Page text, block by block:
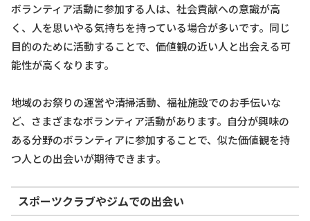
ボランティア活動に参加する人は、社会貢献への意識が高
く、人を思いやる気持ちを持っている場合が多いです。同じ
目的のために活動することで、価値観の近い人と出会える可
能性が高くなります。
地域のお祭りの運営や清掃活動、福祉施設でのお手伝いな
ど、さまざまなボランティア活動があります。自分が興味の
ある分野のボランティアに参加することで、似た価値観を持
つ人との出会いが期待できます。
スポーツクラブやジムでの出会い